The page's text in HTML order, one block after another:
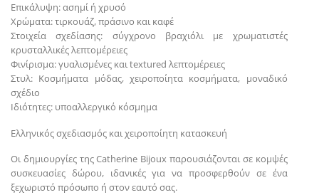
Επικάλυψη: ασημί ή χρυσό
Χρώματα: τιρκουάζ, πράσινο και καφέ
Στοιχεία σχεδίασης: σύγχρονο βραχιόλι με χρωματιστές
κρυσταλλικές λεπτομέρειες
Φινίρισμα: γυαλισμένες και textured λεπτομέρειες
Στυλ: Κοσμήματα μόδας, χειροποίητα κοσμήματα, μοναδικό
σχέδιο
Ιδιότητες: υποαλλεργικό κόσμημα
Ελληνικός σχεδιασμός και χειροποίητη κατασκευή
Οι δημιουργίες της Catherine Bijoux παρουσιάζονται σε κομψές
συσκευασίες δώρου, ιδανικές για να προσφερθούν σε ένα
ξεχωριστό πρόσωπο ή στον εαυτό σας.